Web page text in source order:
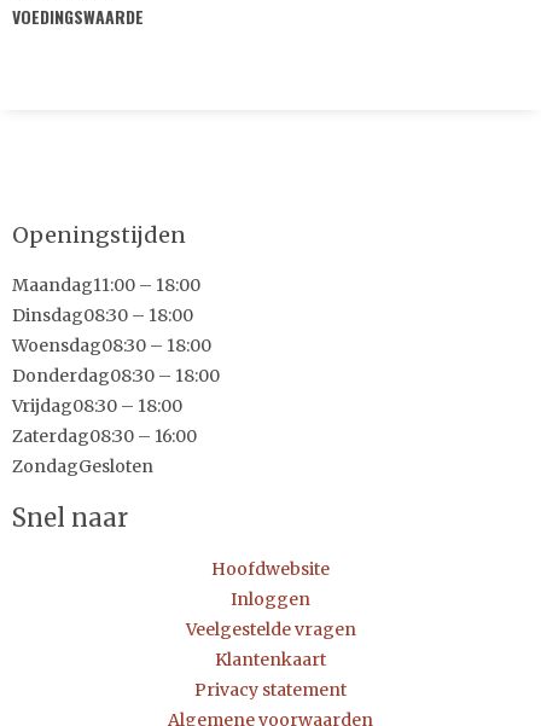
VOEDINGSWAARDE
Openingstijden
Maandag11:00 – 18:00
Dinsdag08:30 – 18:00
Woensdag08:30 – 18:00
Donderdag08:30 – 18:00
Vrijdag08:30 – 18:00
Zaterdag08:30 – 16:00
ZondagGesloten
Snel naar
Hoofdwebsite
Inloggen
Veelgestelde vragen
Klantenkaart
Privacy statement
Algemene voorwaarden